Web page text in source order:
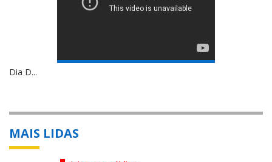
Dia D...
MAIS LIDAS